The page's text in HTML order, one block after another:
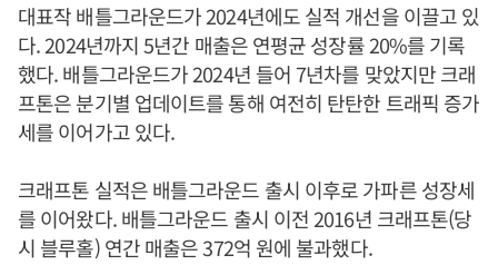
대표작 배틀그라운드가 2024년에도 실적 개선을 이끌고 있
다. 2024년까지 5년간 매출은 연평균 성장률 20%를 기록
했다. 배틀그라운드가 2024년 들어 7년차를 맞았지만 크래
프톤은 분기별 업데이트를 통해 여전히 탄탄한 트래픽 증가
세를 이어가고 있다.
크래프톤 실적은 배틀그라운드 출시 이후로 가파른 성장세
를 이어왔다. 배틀그라운드 출시 이전 2016년 크래프톤(당
시 블루홀) 연간 매출은 372억 원에 불과했다.